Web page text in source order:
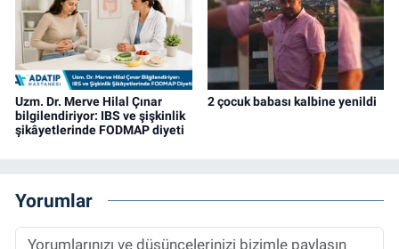
Uzm. Dr. Merve Hilal Çınar
bilgilendiriyor: IBS ve şişkinlik
şikâyetlerinde FODMAP diyeti
2 çocuk babası kalbine yenildi
Yorumlar